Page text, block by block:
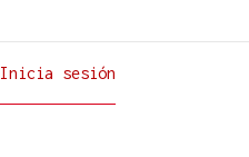
Inicia sesión